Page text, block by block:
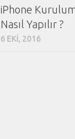
iPhone
Nasıl Yapılır ?
6 EKI, 2016